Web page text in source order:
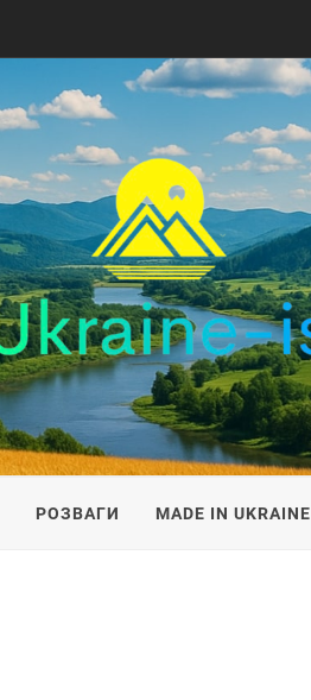
РОЗВАГИ MADE IN UKRAINE